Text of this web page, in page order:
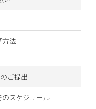
方法
ご提出
スケジュール